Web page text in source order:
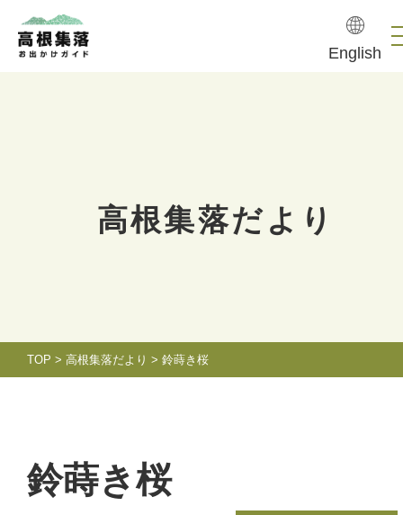
English
高根集落だより
TOP > 高根集落だより > 鈴蒔き桜
鈴蒔き桜